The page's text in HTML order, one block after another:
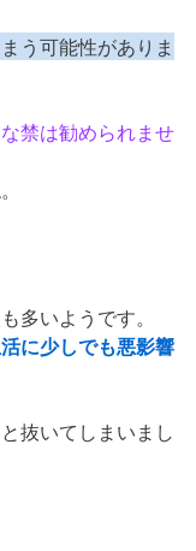
う可能性がありま
禁は勧められませ
多いようです。
に少しでも悪影響
抜いてしまいまし